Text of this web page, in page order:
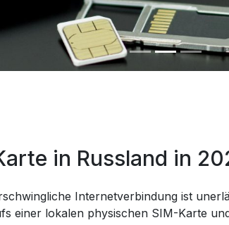
in Russland in
Internetverbindung ist
einer lokalen physischen SIM-Karte